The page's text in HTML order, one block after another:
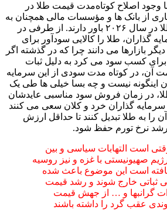
اصلاح کوتاه‌مدت قیمت طلا در
از بانک ها و مؤسسات مالی همچنان به
روند صعودی بلندمدت طلا در سال ۲۰۲۶ باور دارند. از طرفی در
گذاران، طلا را کالایی سودآور برای
بازارها می دانند چرا که در گذشته اگر
کسب سود می کرد به دلیل ثبات
آن، در کوتاه مدت سودی از این سرمایه
اینگونه نیست و چه بسا خیلی ها طی یک
در زمان فروش سود مناسبی عایدشان
گذاران خرد و کلان سعی می کنند
را به طلا تبدیل کنند تا حداقل ارزش
رشد نرخ تورم حفظ شود.
است التهابات سیاسی و بین
صهیونیستی با غزه و نیز روسیه
است این موضوع باعث شده
بی ثباتی خارج شوند و رشد قیمت
گرانبها و … از جهش قیمت
عقب گرد را داشته باشند